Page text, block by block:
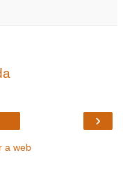
›
a web